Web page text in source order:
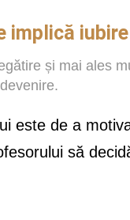
implică iubire
și mai ales
este de a
să